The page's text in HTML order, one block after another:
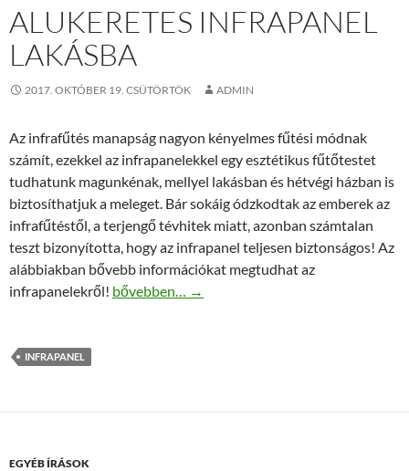
ALUKERETES INFRAPANEL
LAKÁSBA
2017. OKTÓBER 19. CSÜTÖRTÖK ADMIN
Az infrafűtés manapság nagyon kényelmes fűtési módnak
számít, ezekkel az infrapanelekkel egy esztétikus fűtőtestet
tudhatunk magunkénak, mellyel lakásban és hétvégi házban is
biztosíthatjuk a meleget. Bár sokáig ódzkodtak az emberek az
infrafűtéstől, a terjengő tévhitek miatt, azonban számtalan
teszt bizonyította, hogy az infrapanel teljesen biztonságos! Az
alábbiakban bővebb információkat megtudhat az
infrapanelekről! Alukeretes infrapanel lakásba
bővebben… →
INFRAPANEL
EGYÉB ÍRÁSOK